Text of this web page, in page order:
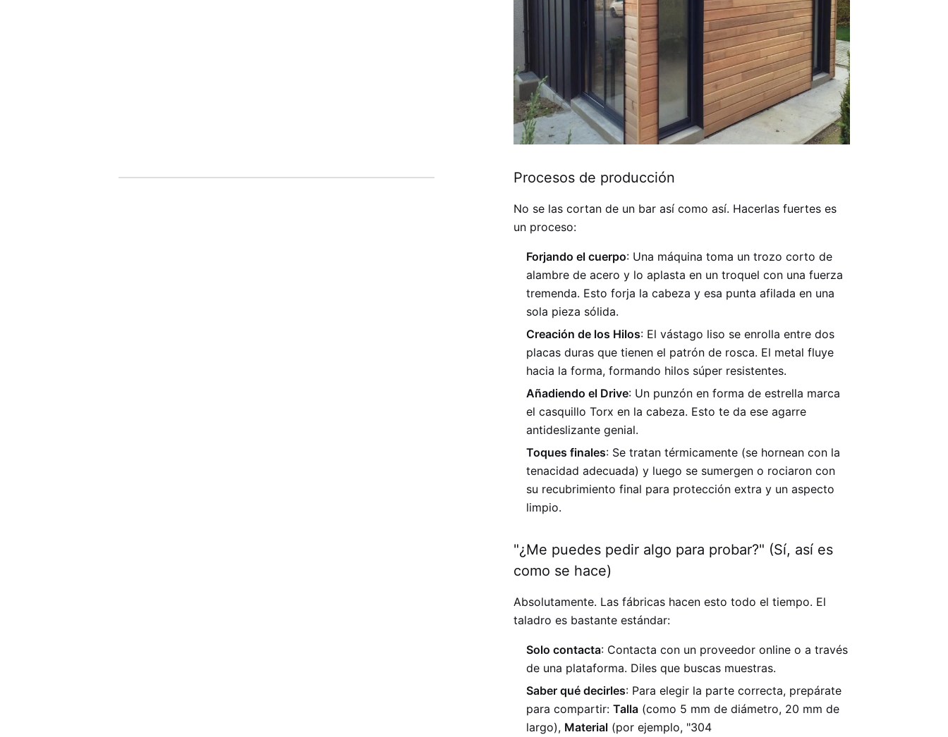
Procesos de producción
No se las cortan de un bar así como así. Hacerlas fuertes es
un proceso:
Forjando el cuerpo: Una máquina toma un trozo corto de
alambre de acero y lo aplasta en un troquel con una fuerza
tremenda. Esto forja la cabeza y esa punta afilada en una
sola pieza sólida.
Creación de los Hilos: El vástago liso se enrolla entre dos
placas duras que tienen el patrón de rosca. El metal fluye
hacia la forma, formando hilos súper resistentes.
Añadiendo el Drive: Un punzón en forma de estrella marca
el casquillo Torx en la cabeza. Esto te da ese agarre
antideslizante genial.
Toques finales: Se tratan térmicamente (se hornean con la
tenacidad adecuada) y luego se sumergen o rociaron con
su recubrimiento final para protección extra y un aspecto
limpio.
"¿Me puedes pedir algo para probar?" (Sí, así es
como se hace)
Absolutamente. Las fábricas hacen esto todo el tiempo. El
taladro es bastante estándar:
Solo contacta: Contacta con un proveedor online o a través
de una plataforma. Diles que buscas muestras.
Saber qué decirles: Para elegir la parte correcta, prepárate
para compartir: Talla(como 5 mm de diámetro, 20 mm de
largo), Material(por ejemplo, "304